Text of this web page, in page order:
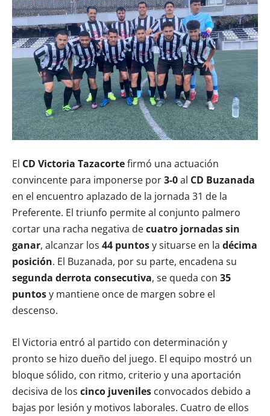
El CD Victoria Tazacortefirmó una actuación
convincente para imponerse por3-0al CD Buzanada
en el encuentro aplazado de la jornada 31 de la
Preferente. El triunfo permite al conjunto palmero
cortar una racha negativa decuatro jornadas sin
ganar, alcanzar los 44 puntosy situarse en la décima
posición. El Buzanada, por su parte, encadena su
segunda derrota consecutiva, se queda con 35
puntosy mantiene once de margen sobre el
descenso.
El Victoria entró al partido con determinación y
pronto se hizo dueño del juego. El equipo mostró un
bloque sólido, con ritmo, criterio y una aportación
decisiva de los cinco juveniles convocados debido a
bajas por lesión y motivos laborales. Cuatro de ellos